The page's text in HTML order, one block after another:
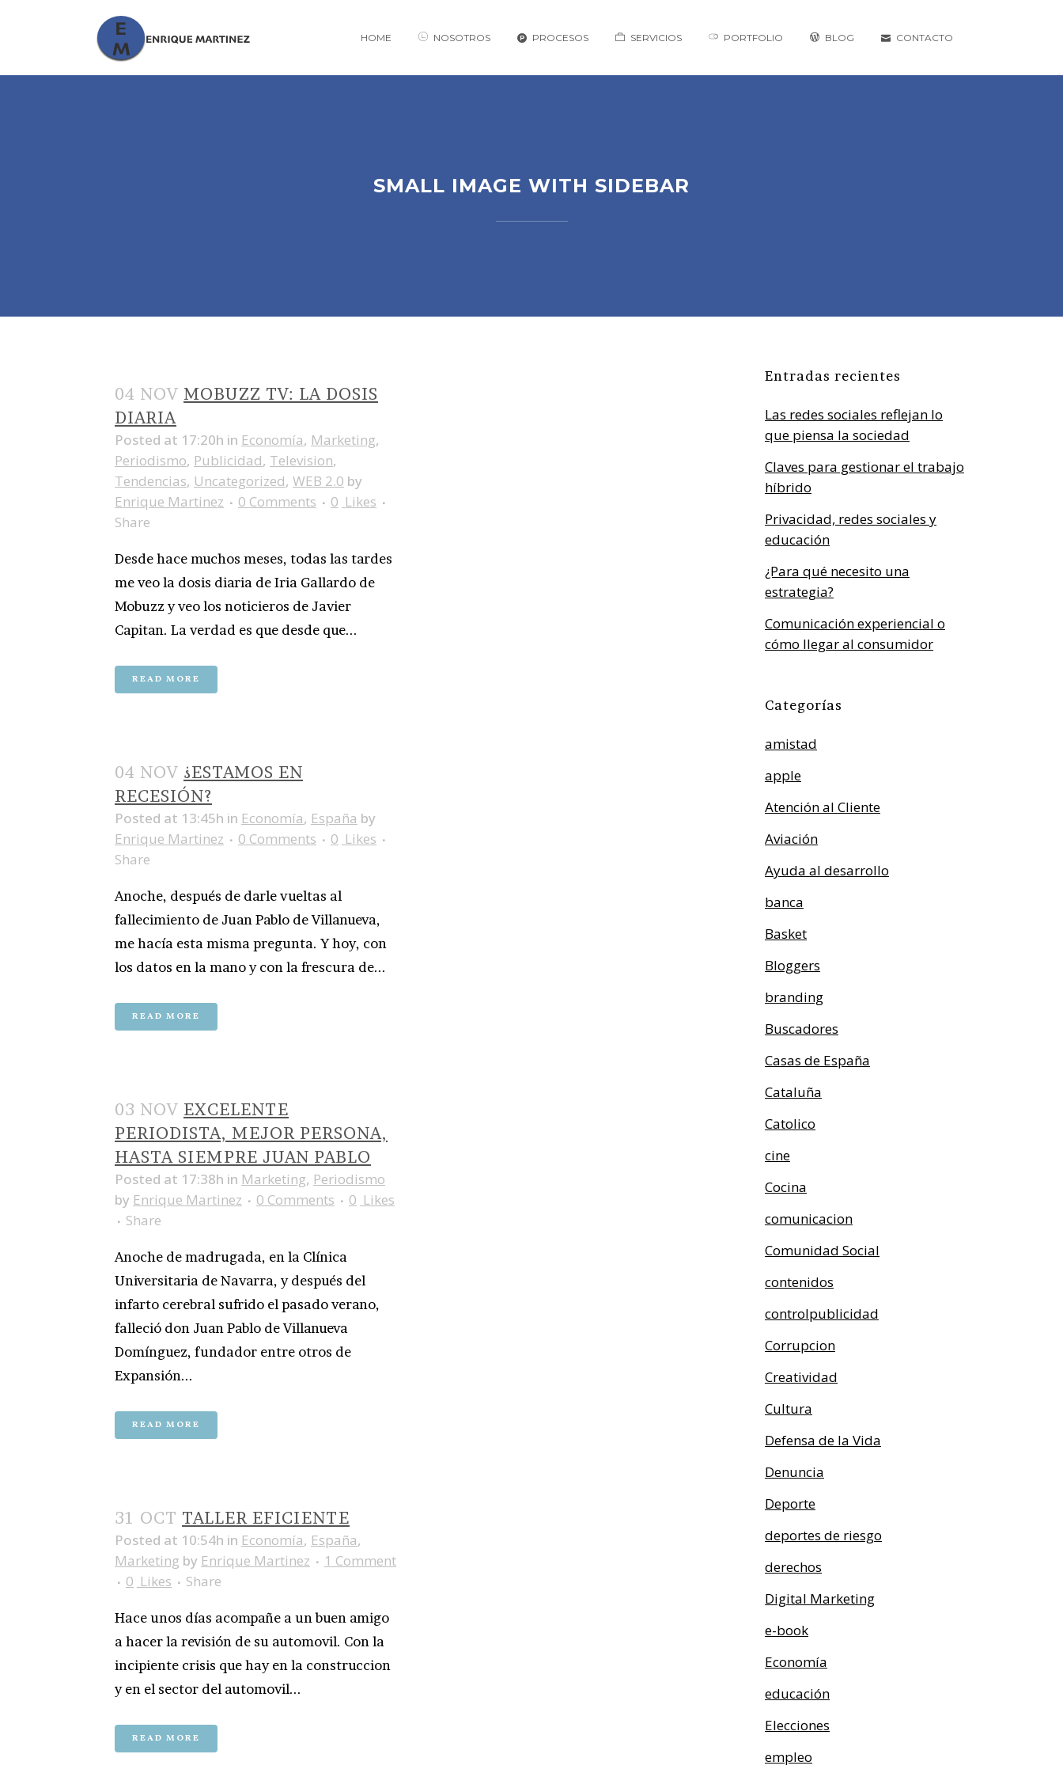
HOME NOSOTROS PROCESOS SERVICIOS PORTFOLIO BLOG CONTACTO
SMALL IMAGE WITH SIDEBAR
04 NOV MOBUZZ TV: LA DOSIS
DIARIA
Posted at 17:20h in Economía, Marketing,
Periodismo, Publicidad, Television,
Tendencias, Uncategorized, WEB 2.0 by
Enrique Martinez
0 Comments 0 Likes
Share
Desde hace muchos meses, todas las tardes
me veo la dosis diaria de Iria Gallardo de
Mobuzz y veo los noticieros de Javier
Capitan. La verdad es que desde que...
READ MORE
04 NOV ¿ESTAMOS EN
RECESIÓN?
Posted at 13:45h in Economía, España by
Enrique Martinez
0 Comments 0 Likes
Share
Anoche, después de darle vueltas al
fallecimiento de Juan Pablo de Villanueva,
me hacía esta misma pregunta. Y hoy, con
los datos en la mano y con la frescura de...
READ MORE
03 NOV EXCELENTE
PERIODISTA, MEJOR PERSONA,
HASTA SIEMPRE JUAN PABLO
Posted at 17:38h in Marketing, Periodismo
by Enrique Martinez 0 Comments 0 Likes
Share
Anoche de madrugada, en la Clínica
Universitaria de Navarra, y después del
infarto cerebral sufrido el pasado verano,
falleció don Juan Pablo de Villanueva
Domínguez, fundador entre otros de
Expansión...
READ MORE
31 OCT TALLER EFICIENTE
Posted at 10:54h in Economía, España,
Marketing by Enrique Martinez
1 Comment
0 Likes Share
Hace unos días acompañe a un buen amigo
a hacer la revisión de su automovil. Con la
incipiente crisis que hay en la construccion
y en el sector del automovil...
READ MORE
Entradas recientes
Las redes sociales reflejan lo
que piensa la sociedad
Claves para gestionar el trabajo
híbrido
Privacidad, redes sociales y
educación
¿Para qué necesito una
estrategia?
Comunicación experiencial o
cómo llegar al consumidor
Categorías
amistad
apple
Atención al Cliente
Aviación
Ayuda al desarrollo
banca
Basket
Bloggers
branding
Buscadores
Casas de España
Cataluña
Catolico
cine
Cocina
comunicacion
Comunidad Social
contenidos
controlpublicidad
Corrupcion
Creatividad
Cultura
Defensa de la Vida
Denuncia
Deporte
deportes de riesgo
derechos
Digital Marketing
e-book
Economía
educación
Elecciones
empleo